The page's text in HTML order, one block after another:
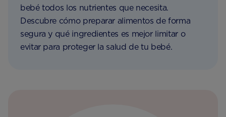
bebé todos los nutrientes que necesita.
Descubre cómo preparar alimentos de forma
segura y qué ingredientes es mejor limitar o
evitar para proteger la salud de tu bebé.